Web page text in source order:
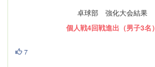
卓球部 強化大会結果
個人戦4回戦進出（男子3名）
7